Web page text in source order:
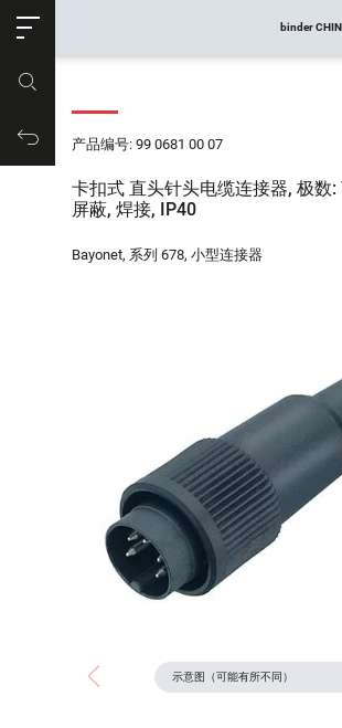
购物车
binder
产品编号: 99 0681 00 07
卡扣式 直头针头电缆连接器, 极数
屏蔽, 焊接, IP40
Bayonet, 系列 678, 小型连接器